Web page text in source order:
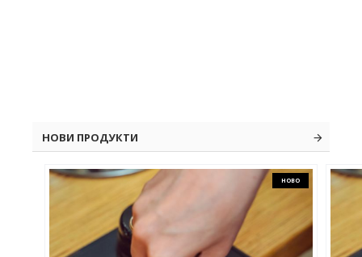
НОВИ ПРОДУКТИ
НОВО